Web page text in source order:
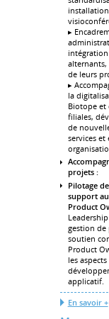
▸
alternants,
de leurs
▸
la
Biotope et
filiales,
de
services
projets :
Pilotage
support
Product
gestion de
soutien
Product
les aspects
applicatif.
En savoir +